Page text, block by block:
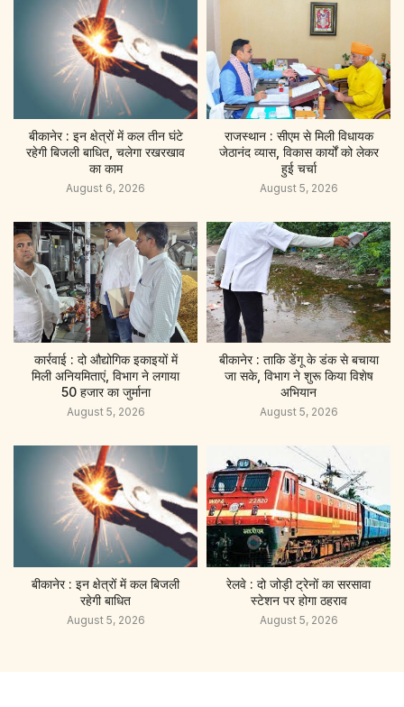
बीकानेर : इन क्षेत्रों में कल तीन घंटे
रहेगी बिजली बाधित, चलेगा रखरखाव
का काम
August 6, 2026
राजस्थान : सीएम से मिली विधायक
जेठानंद व्यास, विकास कार्यों को लेकर
हुई चर्चा
August 5, 2026
कार्रवाई : दो औद्योगिक इकाइयों में
मिली अनियमिताएं, विभाग ने लगाया
50 हजार का जुर्माना
August 5, 2026
बीकानेर : ताकि डेंगू के डंक से बचाया
जा सके, विभाग ने शुरू किया विशेष
अभियान
August 5, 2026
बीकानेर : इन क्षेत्रों में कल बिजली
रहेगी बाधित
August 5, 2026
रेलवे : दो जोड़ी ट्रेनों का सरसावा
स्टेशन पर होगा ठहराव
August 5, 2026